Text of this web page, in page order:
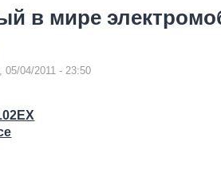
в мире
05/04/2011 - 23:50